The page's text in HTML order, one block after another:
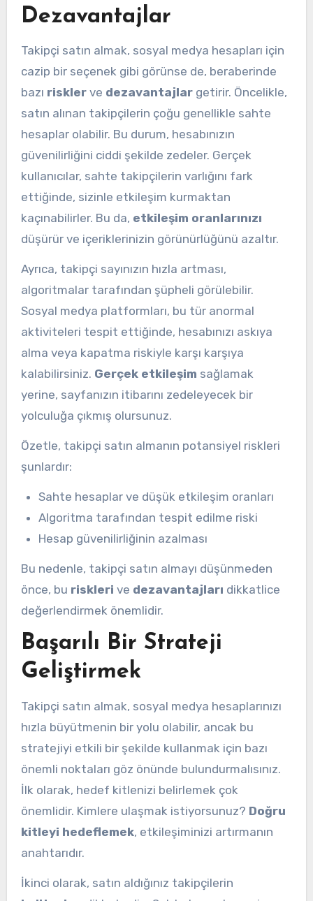
Dezavantajlar
Takipçi satın almak, sosyal medya hesapları için
cazip bir seçenek gibi görünse de, beraberinde
bazı risklerve dezavantajlargetirir. Öncelikle,
satın alınan takipçilerin çoğu genellikle sahte
hesaplar olabilir. Bu durum, hesabınızın
güvenilirliğini ciddi şekilde zedeler. Gerçek
kullanıcılar, sahte takipçilerin varlığını fark
ettiğinde, sizinle etkileşim kurmaktan
kaçınabilirler. Bu da, etkileşim oranlarınızı
düşürür ve içeriklerinizin görünürlüğünü azaltır.
Ayrıca, takipçi sayınızın hızla artması,
algoritmalar tarafından şüpheli görülebilir.
Sosyal medya platformları, bu tür anormal
aktiviteleri tespit ettiğinde, hesabınızı askıya
alma veya kapatma riskiyle karşı karşıya
kalabilirsiniz. Gerçek etkileşim sağlamak
yerine, sayfanızın itibarını zedeleyecek bir
yolculuğa çıkmış olursunuz.
Özetle, takipçi satın almanın potansiyel riskleri
şunlardır:
Sahte hesaplar ve düşük etkileşim oranları
Algoritma tarafından tespit edilme riski
Hesap güvenilirliğinin azalması
Bu nedenle, takipçi satın almayı düşünmeden
önce, bu riskleri ve dezavantajları dikkatlice
değerlendirmek önemlidir.
Başarılı Bir Strateji
Geliştirmek
Takipçi satın almak, sosyal medya hesaplarınızı
hızla büyütmenin bir yolu olabilir, ancak bu
stratejiyi etkili bir şekilde kullanmak için bazı
önemli noktaları göz önünde bulundurmalısınız.
İlk olarak, hedef kitlenizi belirlemek çok
önemlidir. Kimlere ulaşmak istiyorsunuz? Doğru
kitleyi hedeflemek, etkileşiminizi artırmanın
anahtarıdır.
İkinci olarak, satın aldığınız takipçilerin